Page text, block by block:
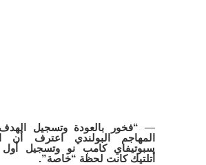
— “فخور بالعودة وتسجيل
المهاجم البولندي اعترف أن
سبوتيفاي كامب نو وتسجيل
أتلتيك كانت لحظة “خاصة”.